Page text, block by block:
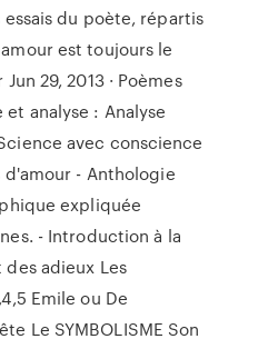
du poète, répartis
est toujours le
29, 2013 · Poèmes
analyse : Analyse
avec conscience
- Anthologie
expliquée
- Introduction à la
des adieux Les
Emile ou De
Le SYMBOLISME Son